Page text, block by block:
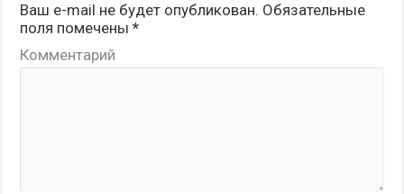
Ваш e-mail не будет опубликован. Обязательные
поля помечены*
Комментарий